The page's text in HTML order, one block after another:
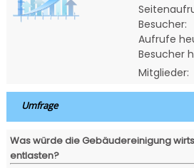
Besucher:
Aufrufe
Besucher
Mitglieder:
Umfrage
Was würde die Gebäudereinigung
entlasten?